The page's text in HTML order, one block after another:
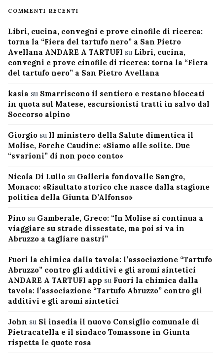
COMMENTI RECENTI
Libri, cucina, convegni e prove cinofile di ricerca:
torna la “Fiera del tartufo nero” a San Pietro
Avellana ANDARE A TARTUFI su Libri, cucina,
convegni e prove cinofile di ricerca: torna la “Fiera
del tartufo nero” a San Pietro Avellana
kasia su Smarriscono il sentiero e restano bloccati
in quota sul Matese, escursionisti tratti in salvo dal
Soccorso alpino
Giorgio su Il ministero della Salute dimentica il
Molise, Forche Caudine: «Siamo alle solite. Due
“svarioni” di non poco conto»
Nicola Di Lullo su Galleria fondovalle Sangro,
Monaco: «Risultato storico che nasce dalla stagione
politica della Giunta D’Alfonso»
Pino su Gamberale, Greco: “In Molise si continua a
viaggiare su strade dissestate, ma poi si va in
Abruzzo a tagliare nastri”
Fuori la chimica dalla tavola: l’associazione “Tartufo
Abruzzo” contro gli additivi e gli aromi sintetici
ANDARE A TARTUFI app su Fuori la chimica dalla
tavola: l’associazione “Tartufo Abruzzo” contro gli
additivi e gli aromi sintetici
John su Si insedia il nuovo Consiglio comunale di
Pietracatella e il sindaco Tomassone in Giunta
rispetta le quote rosa